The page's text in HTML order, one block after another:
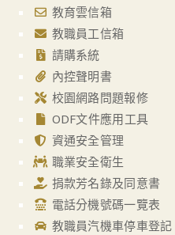
教育雲信箱
教職員工信箱
請購系統
內控聲明書
校園網路問題報修
ODF文件應用工具
資通安全管理
職業安全衛生
捐款芳名錄及同意書
電話分機號碼一覽表
教職員汽機車停車登記